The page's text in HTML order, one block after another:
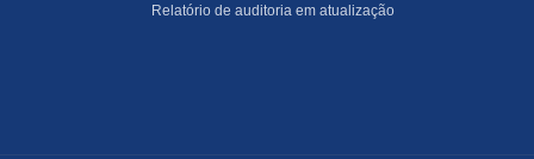
Relatório de auditoria em atualização